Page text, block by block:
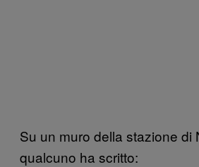
Su un muro della stazione di
qualcuno ha scritto: